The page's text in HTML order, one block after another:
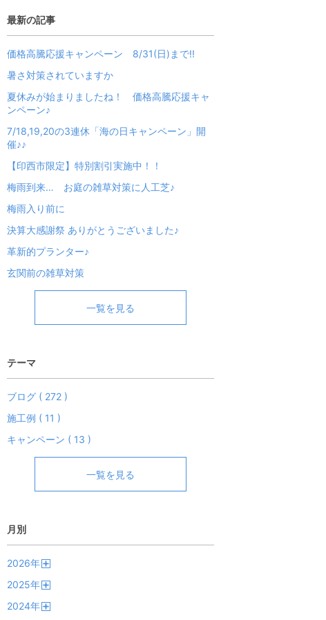
最新の記事
価格高騰応援キャンペーン 8/31(日)まで!!
暑さ対策されていますか
夏休みが始まりましたね！ 価格高騰応援キャ
ンペーン♪
7/18,19,20の3連休「海の日キャンペーン」開
催♪♪
【印西市限定】特別割引実施中！！
梅雨到来… お庭の雑草対策に人工芝♪
梅雨入り前に
決算大感謝祭 ありがとうございました♪
革新的プランター♪
玄関前の雑草対策
一覧を見る
テーマ
ブログ ( 272 )
施工例 ( 11 )
キャンペーン ( 13 )
一覧を見る
月別
2026年
2025年
2024年